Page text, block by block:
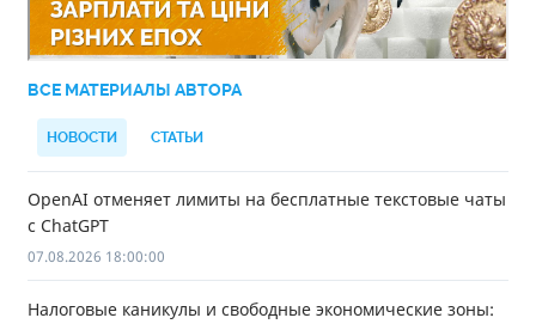
ВСЕ МАТЕРИАЛЫ АВТОРА
НОВОСТИ СТАТЬИ
OpenAI отменяет лимиты на бесплатные текстовые чаты
с ChatGPT
07.08.2026 18:00:00
Налоговые каникулы и свободные экономические зоны: